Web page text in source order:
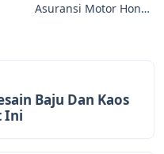
Asuransi Motor Honda
Baju Dan Kaos
Ini